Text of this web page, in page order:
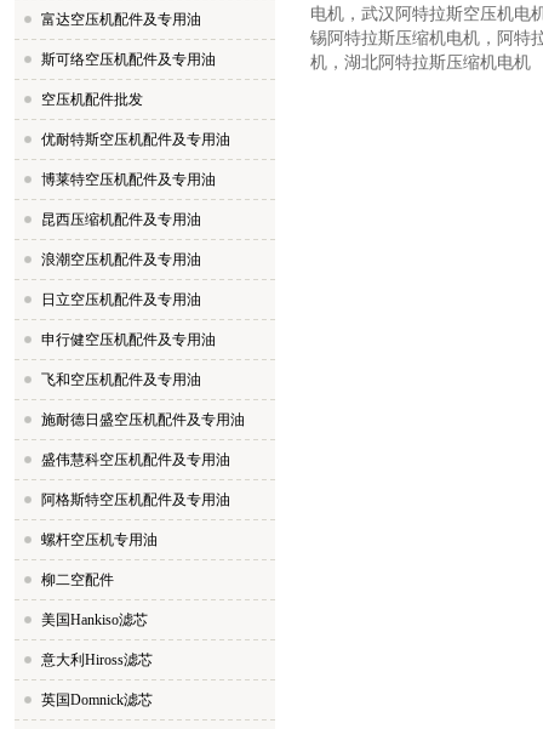
富达空压机配件及专用油
斯可络空压机配件及专用油
空压机配件批发
优耐特斯空压机配件及专用油
博莱特空压机配件及专用油
昆西压缩机配件及专用油
浪潮空压机配件及专用油
日立空压机配件及专用油
申行健空压机配件及专用油
飞和空压机配件及专用油
施耐德日盛空压机配件及专用油
盛伟慧科空压机配件及专用油
阿格斯特空压机配件及专用油
螺杆空压机专用油
柳二空配件
美国Hankiso滤芯
意大利Hiross滤芯
英国Domnick滤芯
电机，武汉阿特拉斯空压机电
锡阿特拉斯压缩机电机，阿特
机，湖北阿特拉斯压缩机电机